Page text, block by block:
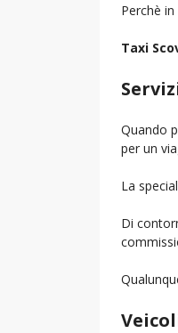
Perchè
Taxi
Quando
per un
La
Di